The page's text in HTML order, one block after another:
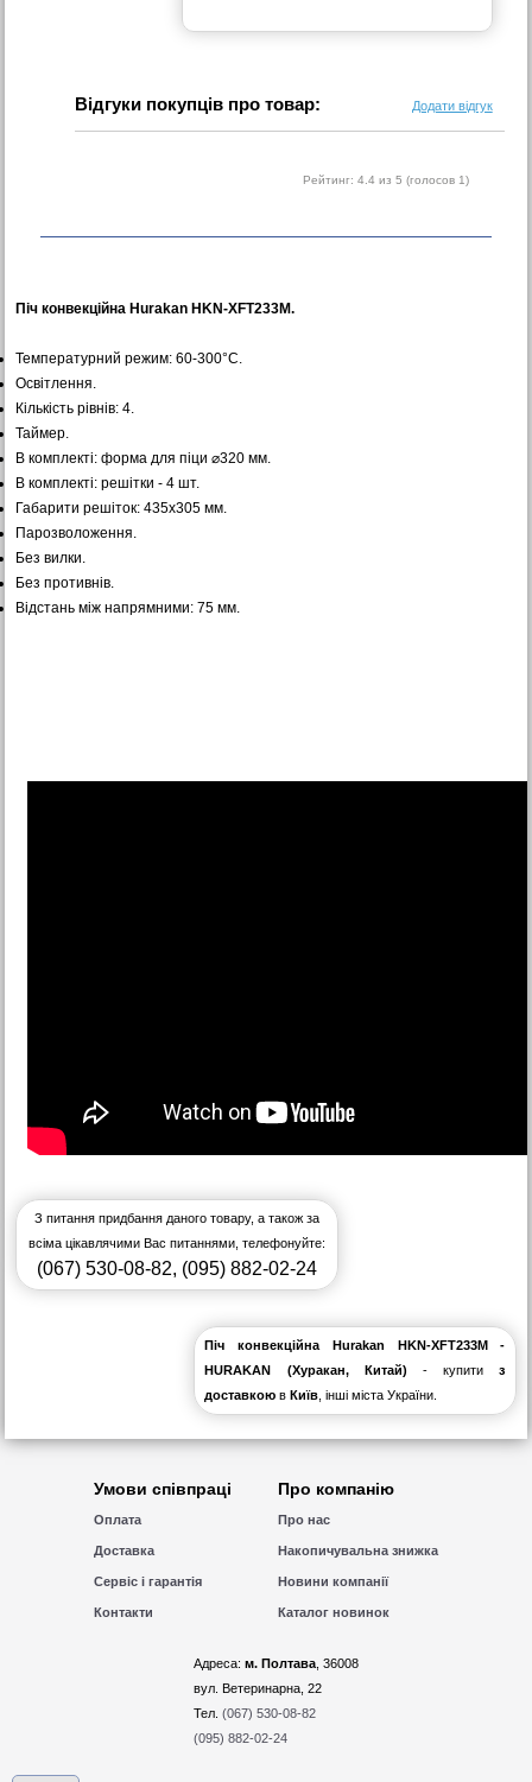
Відгуки покупців про товар: Додати відгук
Рейтинг: 4.4 из 5 (голосов 1)
Піч конвекційна Hurakan HKN-XFT233M.
Температурний режим: 60-300°C.
Освітлення.
Кількість рівнів: 4.
Таймер.
В комплекті: форма для піци ⌀320 мм.
В комплекті: решітки - 4 шт.
Габарити решіток: 435х305 мм.
Парозволоження.
Без вилки.
Без противнів.
Відстань між напрямними: 75 мм.
З питання придбання даного товару, а також за
всіма цікавлячими Вас питаннями, телефонуйте:
(067) 530-08-82, (095) 882-02-24
Піч конвекційна Hurakan HKN-XFT233M -
HURAKAN (Хуракан, Китай) - купитиз
доставкою вКиїв , інші міста України.
Умови співпраці
Оплата
Доставка
Сервіс і гарантія
Контакти
Про компанію
Про нас
Накопичувальна знижка
Новини компанії
Каталог новинок
Адреса:м. Полтава , 36008
вул. Ветеринарна, 22
Тел.(067) 530-08-82
(095) 882-02-24